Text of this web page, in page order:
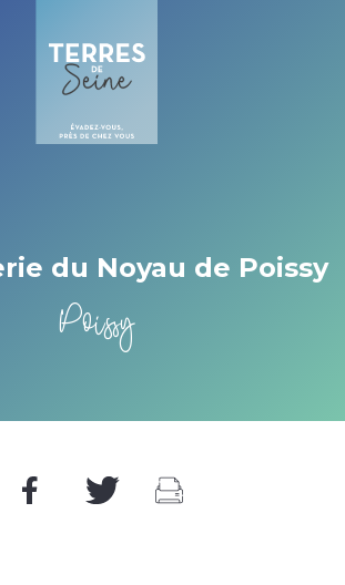
du Noyau de Poissy
Poissy